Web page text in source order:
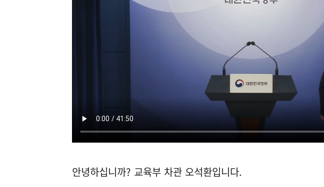
안녕하십니까? 교육부 차관 오석환입니다.